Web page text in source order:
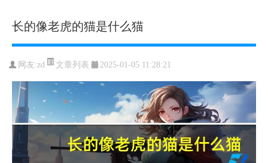
长的像老虎的猫是什么猫
网友:zd 文章列表 2025-01-05 11:28:21